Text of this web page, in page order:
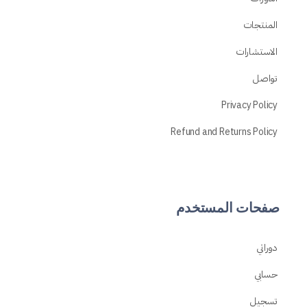
المنتجات
الاستشارات
تواصل
Privacy Policy
Refund and Returns Policy
صفحات المستخدم
دوراتي
حسابي
تسجيل